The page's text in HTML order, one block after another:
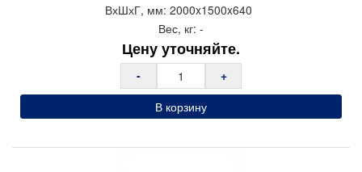
Производитель: ПО «ГЕФЕСД»
Страна производства: Россия
Страна производства: Россия
Импортер в РБ: ООО «ТрастПром»
ВхШхГ, мм: 2000x1500x640
Вес, кг: -
Цену уточняйте.
-
+
В корзину